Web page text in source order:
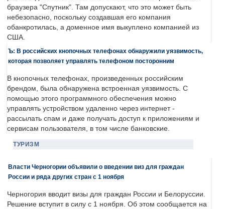
браузера "Спутник". Там допускают, что это может быть
небезопасно, поскольку создавшая его компания
обанкротилась, а доменное имя выкуплено компанией из
США.
Ъ: В российских кнопочных телефонах обнаружили уязвимость,
которая позволяет управлять телефоном посторонним
В кнопочных телефонах, произведенных российским
брендом, была обнаружена встроенная уязвимость. С
помощью этого программного обеспечения можно
управлять устройством удаленно через интернет -
рассылать спам и даже получать доступ к приложениям и
сервисам пользователя, в том числе банковские.
ТУРИЗМ
Власти Черногории объявили о введении виз для граждан
России и ряда других стран с 1 ноября
Черногория вводит визы для граждан России и Белоруссии.
Решение вступит в силу с 1 ноября. Об этом сообщается на